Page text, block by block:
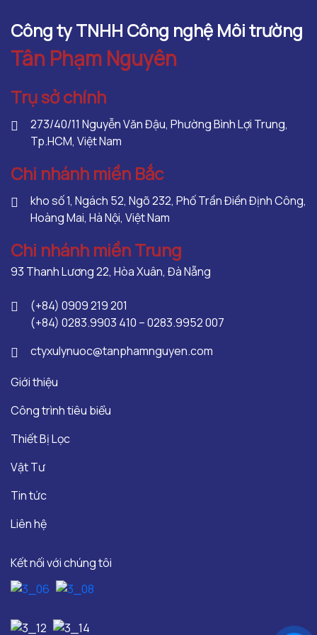
Công ty TNHH Công nghệ Môi trường
Tân Phạm Nguyên
Trụ sở chính
273/40/11 Nguyễn Văn Đậu, Phường Bình Lợi Trung,
Tp.HCM, Việt Nam
Chi nhánh miền Bắc
kho số 1, Ngách 52, Ngõ 232, Phố Trần Điền Định Công,
Hoàng Mai, Hà Nội, Việt Nam
Chi nhánh miền Trung
93 Thanh Lương 22, Hòa Xuân, Đà Nẵng
(+84) 0909 219 201
(+84) 0283.9903 410 – 0283.9952 007
ctyxulynuoc@tanphamnguyen.com
Giới thiệu
Công trình tiêu biểu
Thiết Bị Lọc
Vật Tư
Tin tức
Liên hệ
Kết nối với chúng tôi